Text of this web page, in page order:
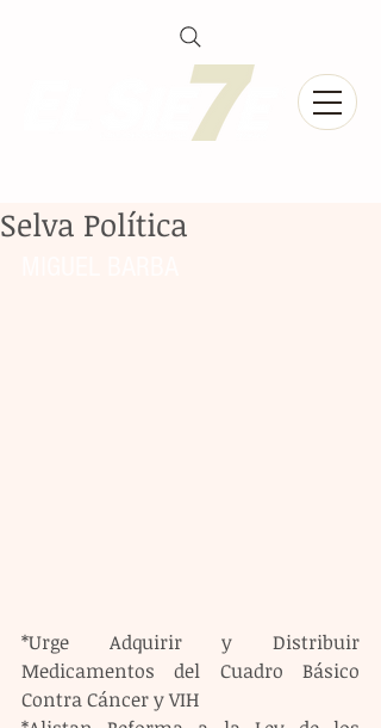
Selva Política
*Urge Adquirir y Distribuir
Medicamentos del Cuadro Básico
Contra Cáncer y VIH